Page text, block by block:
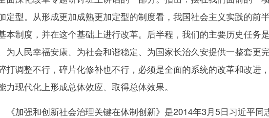
定型。从形成更加成熟更加定型的制度看，我国社会主义实践的前
本制度，并在这个基础上进行改革。后半程，我们的主要历史任
为人民幸福安康、为社会和谐稳定、为国家长治久安提供一整套
打调整不行，碎片化修补也不行，必须是全面的系统的改革和改进
力现代化上形成总体效应、取得总体效果。
加强和创新社会治理关键在体制创新》是2014年3月5日习近平同